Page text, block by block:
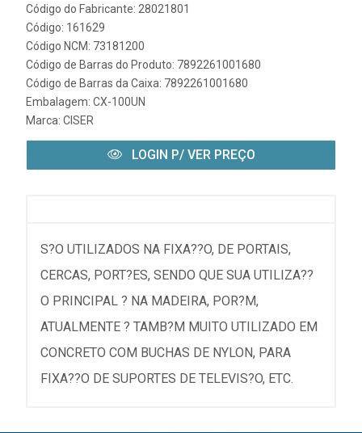
Código do Fabricante: 28021801
Código: 161629
Código NCM: 73181200
Código de Barras do Produto: 7892261001680
Código de Barras da Caixa: 7892261001680
Embalagem: CX-100UN
Marca: CISER
LOGIN P/ VER PREÇO
S?O UTILIZADOS NA FIXA??O, DE PORTAIS,
CERCAS, PORT?ES, SENDO QUE SUA UTILIZA??
O PRINCIPAL ? NA MADEIRA, POR?M,
ATUALMENTE ? TAMB?M MUITO UTILIZADO EM
CONCRETO COM BUCHAS DE NYLON, PARA
FIXA??O DE SUPORTES DE TELEVIS?O, ETC.